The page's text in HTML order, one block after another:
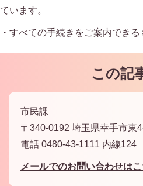
ています。
・すべての手続きをご案内でき
この記
市民課
〒340-0192 埼玉県幸手市東
電話 0480-43-1111 内線124
メールでのお問い合わせは